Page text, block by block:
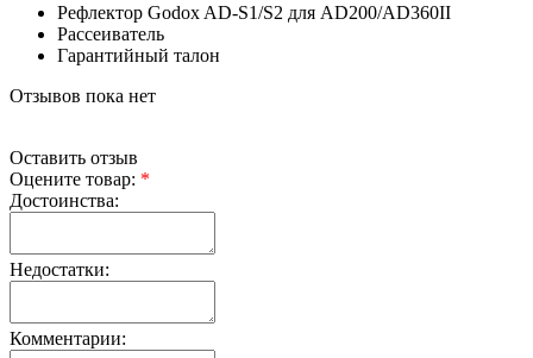
Рефлектор Godox AD-S1/S2 для AD200/AD360II
Рассеиватель
Гарантийный талон
Отзывов пока нет
Оставить отзыв
Оцените товар: *
Достоинства:
Недостатки:
Комментарии: